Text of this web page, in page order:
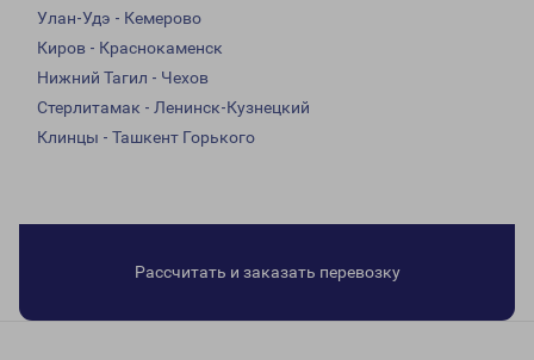
Улан-Удэ - Кемерово
Киров - Краснокаменск
Нижний Тагил - Чехов
Стерлитамак - Ленинск-Кузнецкий
Клинцы - Ташкент Горького
Рассчитать и заказать перевозку